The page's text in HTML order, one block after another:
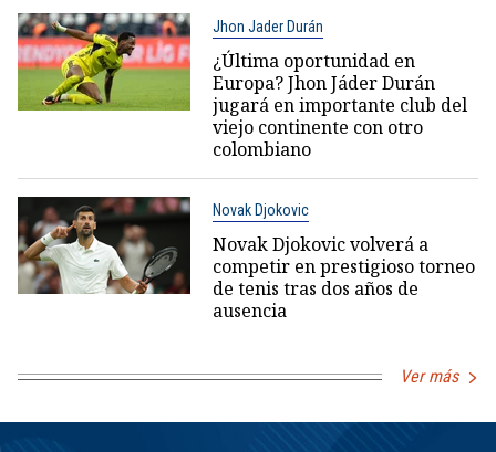
Jhon Jader Durán
¿Última oportunidad en
Europa? Jhon Jáder Durán
jugará en importante club del
viejo continente con otro
colombiano
Novak Djokovic
Novak Djokovic volverá a
competir en prestigioso torneo
de tenis tras dos años de
ausencia
Ver más